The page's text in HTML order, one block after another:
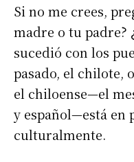
Si no me crees,
madre o tu padre?
sucedió con los
pasado, el chilote,
el chiloense—el
y español—está en
culturalmente.